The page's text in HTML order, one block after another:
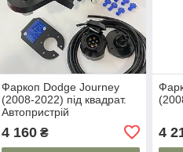
Фаркоп Dodge Journey
(2008-2022) під квадрат.
Автопристрій
4 160₴ 4